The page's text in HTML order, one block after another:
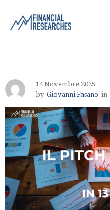
14 Novembre 2025
by Giovanni Fasano in